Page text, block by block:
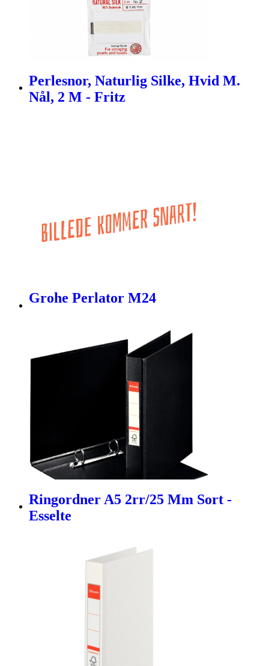
Perlesnor, Naturlig Silke, Hvid M.
Nål, 2 M - Fritz
Grohe Perlator M24
Ringordner A5 2rr/25 Mm Sort -
Esselte